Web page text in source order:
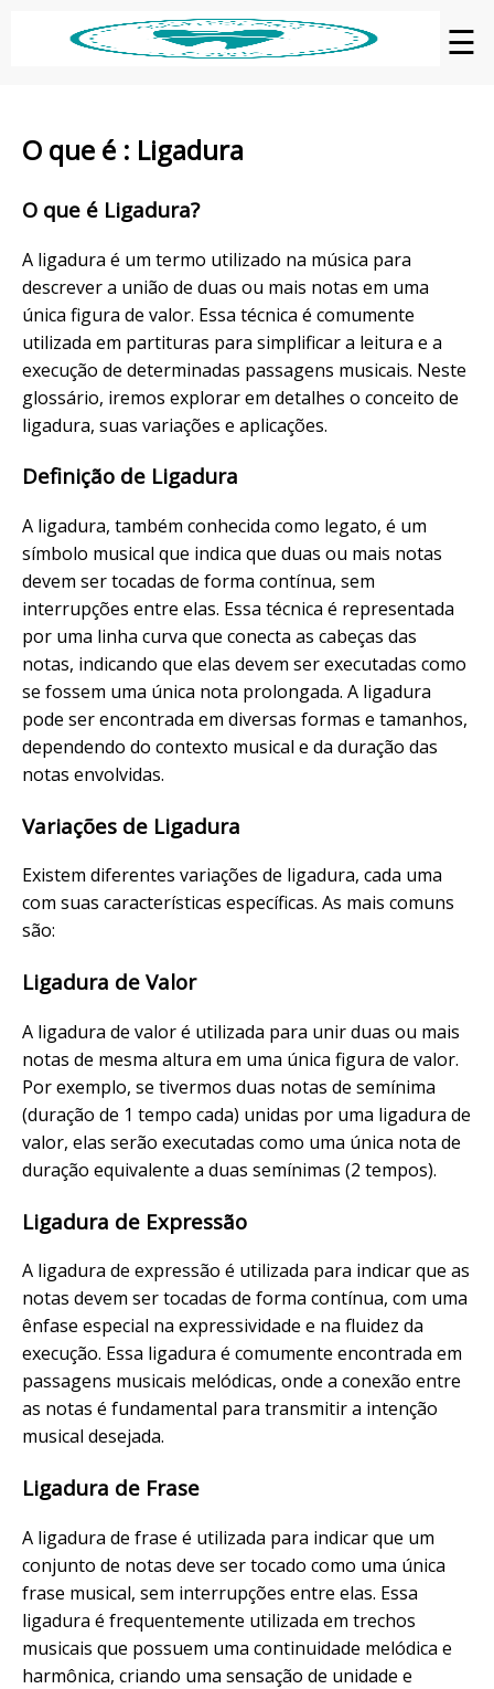
☰
O que é : Ligadura
O que é Ligadura?
A ligadura é um termo utilizado na música para
descrever a união de duas ou mais notas em uma
única figura de valor. Essa técnica é comumente
utilizada em partituras para simplificar a leitura e a
execução de determinadas passagens musicais. Neste
glossário, iremos explorar em detalhes o conceito de
ligadura, suas variações e aplicações.
Definição de Ligadura
A ligadura, também conhecida como legato, é um
símbolo musical que indica que duas ou mais notas
devem ser tocadas de forma contínua, sem
interrupções entre elas. Essa técnica é representada
por uma linha curva que conecta as cabeças das
notas, indicando que elas devem ser executadas como
se fossem uma única nota prolongada. A ligadura
pode ser encontrada em diversas formas e tamanhos,
dependendo do contexto musical e da duração das
notas envolvidas.
Variações de Ligadura
Existem diferentes variações de ligadura, cada uma
com suas características específicas. As mais comuns
são:
Ligadura de Valor
A ligadura de valor é utilizada para unir duas ou mais
notas de mesma altura em uma única figura de valor.
Por exemplo, se tivermos duas notas de semínima
(duração de 1 tempo cada) unidas por uma ligadura de
valor, elas serão executadas como uma única nota de
duração equivalente a duas semínimas (2 tempos).
Ligadura de Expressão
A ligadura de expressão é utilizada para indicar que as
notas devem ser tocadas de forma contínua, com uma
ênfase especial na expressividade e na fluidez da
execução. Essa ligadura é comumente encontrada em
passagens musicais melódicas, onde a conexão entre
as notas é fundamental para transmitir a intenção
musical desejada.
Ligadura de Frase
A ligadura de frase é utilizada para indicar que um
conjunto de notas deve ser tocado como uma única
frase musical, sem interrupções entre elas. Essa
ligadura é frequentemente utilizada em trechos
musicais que possuem uma continuidade melódica e
harmônica, criando uma sensação de unidade e